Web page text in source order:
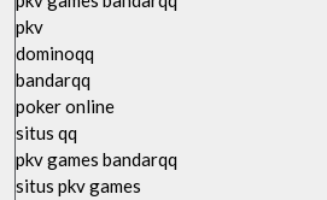
pkv
dominoqq
bandarqq
poker online
situs qq
pkv games bandarqq
situs pkv games